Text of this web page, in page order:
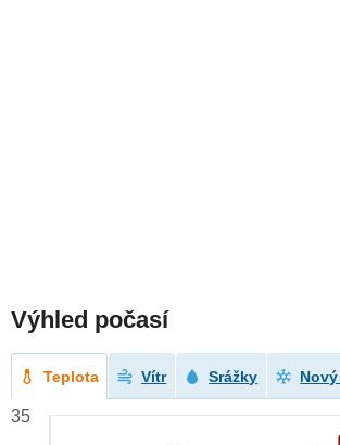
Výhled počasí
Teplota Vítr Srážky
35